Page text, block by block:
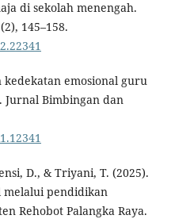
di sekolah menengah.
145–158.
emosional guru
Jurnal Bimbingan dan
D., & Triyani, T. (2025).
melalui pendidikan
Rehobot Palangka Raya.